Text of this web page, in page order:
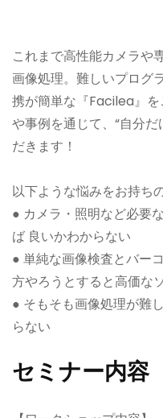
これまで高性能カメラや
画像処理。難しいプログ
携が簡単な『Facilea』
や事例を通じて、“自分
だきます！
以下ような悩みをお持ち
● カメラ・照明など必要
ば 良いかわからない
● 単純な画像検査とバー
方やろうとすると高価な
● そもそも画像処理が難
らない
セミナー内容